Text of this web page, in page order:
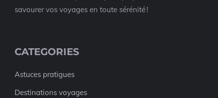
savourer vos voyages en toute sérénité !
CATEGORIES
Astuces pratigues
Destinations voyages